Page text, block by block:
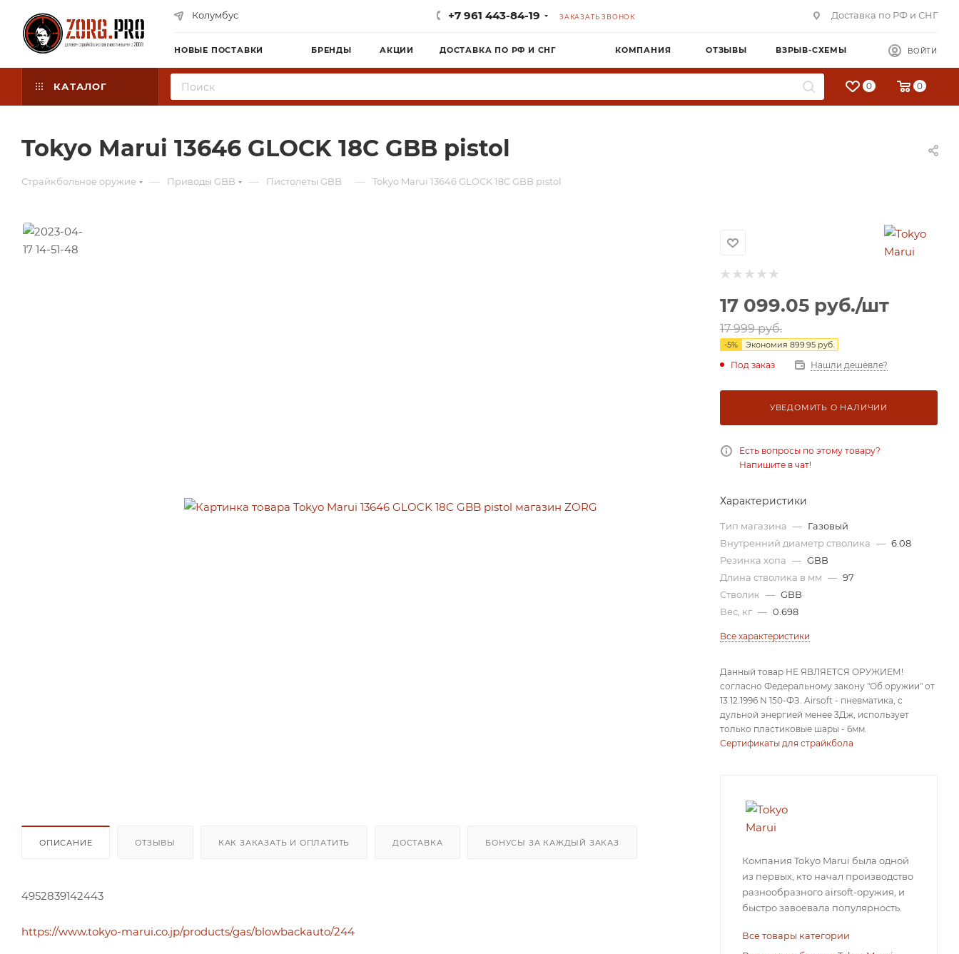
Колумбус +7 961 443-84-19 ЗАКАЗАТЬ ЗВОНОК Доставка по РФ и СНГ
НОВЫЕ ПОСТАВКИ БРЕНДЫ АКЦИИ ДОСТАВКА ПО РФ И СНГ КОМПАНИЯ ОТЗЫВЫ ВЗРЫВ-СХЕМЫ ВОЙТИ
КАТАЛОГ 0 0
Tokyo Marui 13646 GLOCK 18C GBB pistol
Страйкбольное оружие — Приводы GBB — Пистолеты GBB — Tokyo Marui 13646 GLOCK 18C GBB pistol
ОПИСАНИЕ ОТЗЫВЫ КАК ЗАКАЗАТЬ И ОПЛАТИТЬ ДОСТАВКА БОНУСЫ ЗА КАЖДЫЙ ЗАКАЗ
4952839142443
https://www.tokyo-marui.co.jp/products/gas/blowbackauto/244
17 099.05 руб./шт
17 999руб.
-5% Экономия 899.95 руб.
Под заказ Нашли дешевле?
УВЕДОМИТЬ О НАЛИЧИИ
Есть вопросы по этому товару?
Напишите в чат!
Характеристики
Тип магазина — Газовый
Внутренний диаметр стволика — 6.08
Резинка хопа — GBB
Длина стволика в мм — 97
Стволик — GBB
Вес, кг — 0.698
Все характеристики
Данный товар НЕ ЯВЛЯЕТСЯ ОРУЖИЕМ!
согласно Федеральному закону "Об оружии" от
13.12.1996 N 150-ФЗ. Airsoft - пневматика, с
дульной энергией менее 3Дж, использует
только пластиковые шары - 6мм.
Сертификаты для страйкбола
Компания Tokyo Marui была одной
из первых, кто начал производство
разнообразного airsoft-оружия, и
быстро завоевала популярность.
Все товары категории